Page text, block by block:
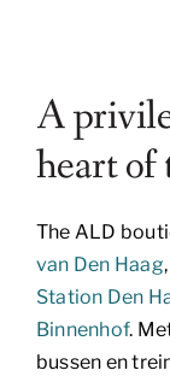
A
heart of
The ALD
van Den Haag
Station Den
Binnenhof.
bussen en